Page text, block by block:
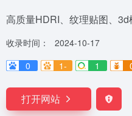
高质量HDRI、纹理贴图、3d
收录时间：
2024-10-17
0
1- 1
打开网站